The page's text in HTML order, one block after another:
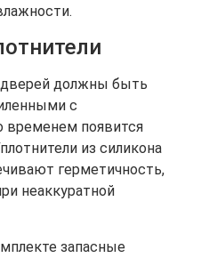
должны быть
с
временем появится
из силикона
герметичность,
неаккуратной
запасные